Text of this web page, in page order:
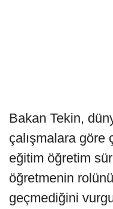
Bakan Tekin,
çalışmalara göre
eğitim öğretim
öğretmenin
geçmediğini